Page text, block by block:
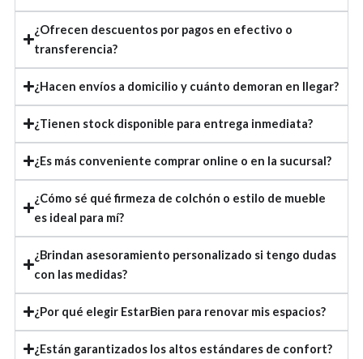
¿Ofrecen descuentos por pagos en efectivo o
transferencia?
¿Hacen envíos a domicilio y cuánto demoran en llegar?
¿Tienen stock disponible para entrega inmediata?
¿Es más conveniente comprar online o en la sucursal?
¿Cómo sé qué firmeza de colchón o estilo de mueble
es ideal para mí?
¿Brindan asesoramiento personalizado si tengo dudas
con las medidas?
¿Por qué elegir EstarBien para renovar mis espacios?
¿Están garantizados los altos estándares de confort?